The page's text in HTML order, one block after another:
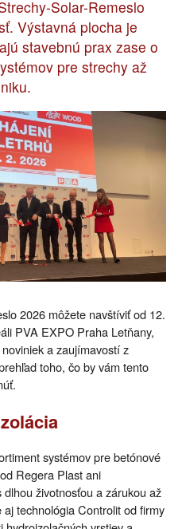
Solar-Remeslo
Výstavná plocha je
stavebnú prax zase o
pre strechy až
2026 môžete navštíviť od 12.
PVA EXPO Praha Letňany,
a zaujímavostí z
toho, čo by vám tento
systémov pre betónové
Regera Plast ani
životnosťou a zárukou až
technológia Controlit od firmy